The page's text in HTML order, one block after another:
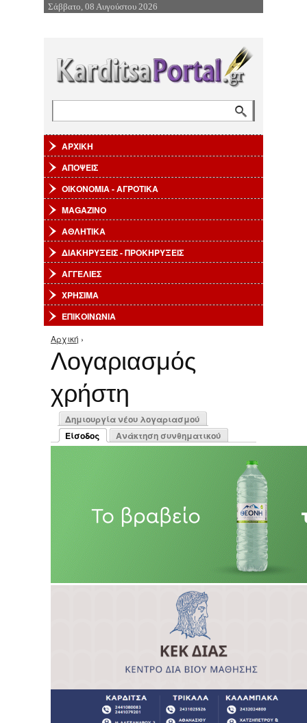
Επιστροφή στην Πλοήγηση
Σάββατο, 08 Αυγούστου 2026
ΑΡΧΙΚΗ
ΑΠΟΨΕΙΣ
ΟΙΚΟΝΟΜΙΑ - ΑΓΡΟΤΙΚΑ
MAGAZINO
ΑΘΛΗΤΙΚΑ
ΔΙΑΚΗΡΥΞΕΙΣ - ΠΡΟΚΗΡΥΞΕΙΣ
ΑΓΓΕΛΙΕΣ
ΧΡΗΣΙΜΑ
ΕΠΙΚΟΙΝΩΝΙΑ
Είστε εδώ
Αρχική ›
Λογαριασμός
χρήστη
Πρωτεύουσες καρτέλες
Δημιουργία νέου λογαριασμού
Είσοδος
(ενεργή καρτέλα)
Ανάκτηση συνθηματικού